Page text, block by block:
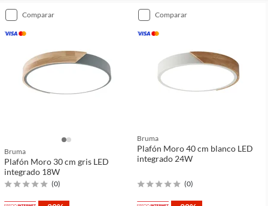
comparar
Bruma
Plafón Moro 30 cm gris LED
integrado 18W
(0)
comparar
Bruma
Plafón Moro 40 cm blanco LED
integrado 24W
(0)